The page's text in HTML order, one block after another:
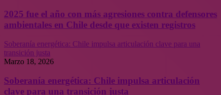
2025 fue el año con más agresiones contra defensores
ambientales en Chile desde que existen registros
Soberanía energética: Chile impulsa articulación clave para una
transición justa
Marzo 18, 2026
Soberanía energética: Chile impulsa articulación
clave para una transición justa